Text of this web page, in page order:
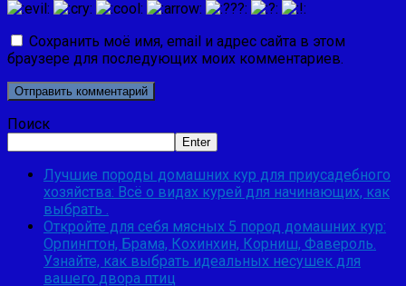
Сохранить моё имя, email и адрес сайта в этом
браузере для последующих моих комментариев.
Поиск
Enter
Лучшие породы домашних кур для приусадебного
хозяйства: Всё о видах курей для начинающих, как
выбрать .
Откройте для себя мясных 5 пород домашних кур:
Орпингтон, Брама, Кохинхин, Корниш, Фавероль.
Узнайте, как выбрать идеальных несушек для
вашего двора птиц